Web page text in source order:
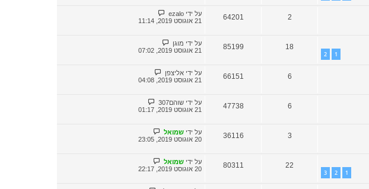
2
64201 על ידי ezalo
21 אוגוסט 2019, 11:14
1
2
18
85199 על ידי מוגן
21 אוגוסט 2019, 07:02
6
66151 על ידי אליצפן
21 אוגוסט 2019, 04:08
6
47738 על ידי שוהם307
21 אוגוסט 2019, 01:17
3
36116 על ידי שמואל
20 אוגוסט 2019, 23:05
1
2
3
22
80311 על ידי שמואל
20 אוגוסט 2019, 22:17